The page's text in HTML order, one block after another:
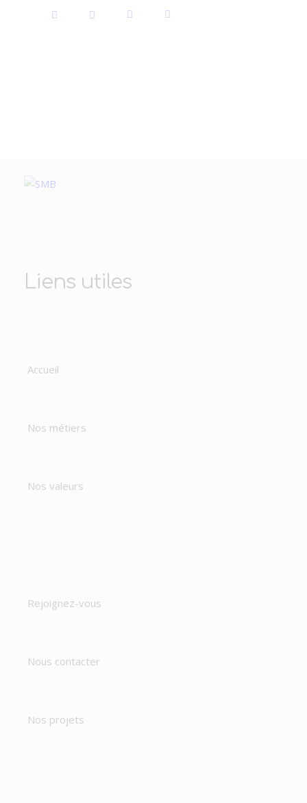
Liens utiles
Accueil
Nos métiers
Nos valeurs
Rejoignez-vous
Nous contacter
Nos projets